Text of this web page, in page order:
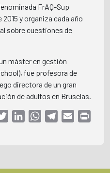
FrAQ-Sup
y organiza cada año
sobre cuestiones de
máster en gestión
fue profesora de
directora de un gran
de adultos en Bruselas.
TwitterLinkedInWhatsAppTelegram
Email